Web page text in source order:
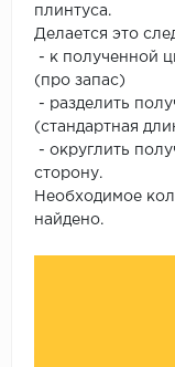
плинтуса.
Делается это
- к полученной
(про запас)
- разделить
(стандартная
- округлить
сторону.
Необходимое
найдено.